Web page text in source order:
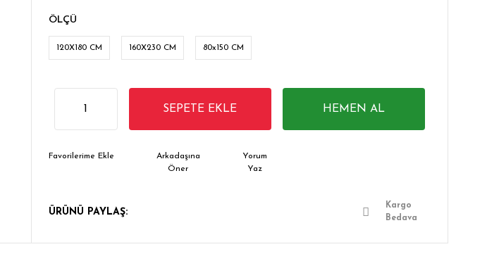
ÖLÇÜ
120X180 CM 160X230 CM 80x150 CM
SEPETE EKLE HEMEN AL
Arkadaşına
Öner
Yorum
Yaz
ÜRÜNÜ PAYLAŞ:
Kargo
Bedava